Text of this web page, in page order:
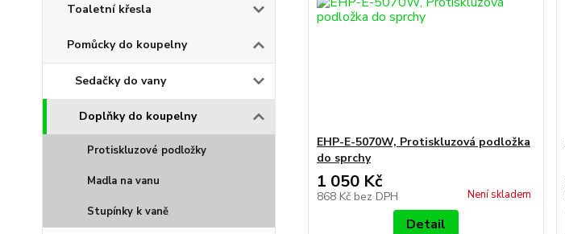
Toaletní křesla
Pomůcky do koupelny
Sedačky do vany
Doplňky do koupelny
Protiskluzové podložky
Madla na vanu
Stupínky k vaně
EHP-E-5070W, Protiskluzová podložka
do sprchy
1 050 Kč
868 Kč bez DPH Není skladem
Detail